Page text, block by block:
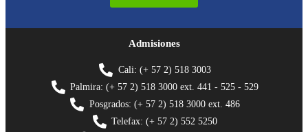
Admisiones
Cali: (+ 57 2) 518 3003
Palmira: (+ 57 2) 518 3000 ext. 441 - 525 - 529
Posgrados: (+ 57 2) 518 3000 ext. 486
Telefax: (+ 57 2) 552 5250